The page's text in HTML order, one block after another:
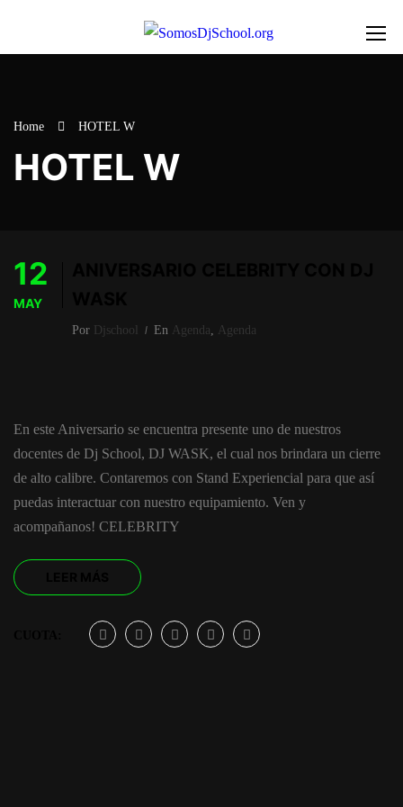
Home HOTEL W
HOTEL W
12
MAY
Por Djschool En Agenda, Agenda
En este Aniversario se encuentra presente uno de nuestros
docentes de Dj School, DJ WASK, el cual nos brindara un cierre
de alto calibre. Contaremos con Stand Experiencial para que así
puedas interactuar con nuestro equipamiento. Ven y
acompañanos! CELEBRITY